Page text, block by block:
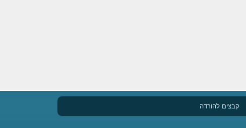
קבצים להורדה